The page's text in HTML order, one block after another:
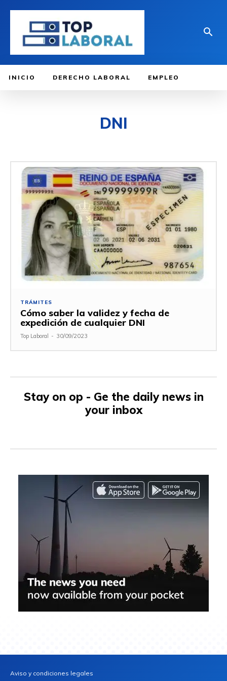
INICIO DERECHO LABORAL EMPLEO
DNI
TRÁMITES
Cómo saber la validez y fecha de
expedición de cualquier DNI
Top Laboral - 30/09/2023
Stay on op - Ge the daily news in
your inbox
Aviso y condiciones legales